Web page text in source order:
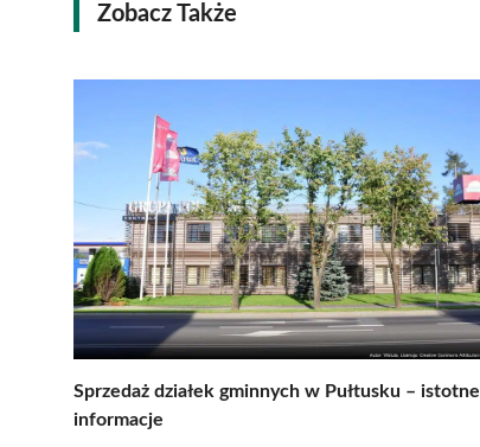
Zobacz Także
Sprzedaż działek gminnych w Pułtusku – istotne
informacje